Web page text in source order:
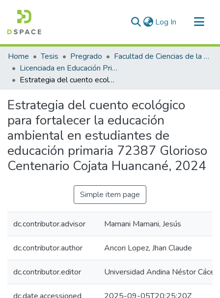
Log In (current)
Communities & Collections
All of DSpace
Statistics
Home Tesis Pregrado
Facultad de Ciencias de la Educación
Licenciada en Educación Primaria
Estrategia del cuento ecológico para fortalecer la educación ambiental en estudiantes de educación primaria 72387 Glorioso Centenario Cojata Huancané, 2024
Estrategia del cuento ecológico
para fortalecer la educación
ambiental en estudiantes de
educación primaria 72387 Glorioso
Centenario Cojata Huancané, 2024
Simple item page
dc.contributor.advisor Mamani Mamani, Jesús
dc.contributor.author Ancori Lopez, Jhan Claude
dc.contributor.editor Universidad Andina Néstor